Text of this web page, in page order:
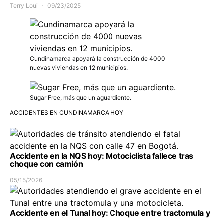
Terry Loui 09/23/2025
Cundinamarca apoyará la construcción de 4000
nuevas viviendas en 12 municipios.
Sugar Free, más que un aguardiente.
ACCIDENTES EN CUNDINAMARCA HOY
Accidente en la NQS hoy: Motociclista fallece tras
choque con camión
05/15/2026
Accidente en el Tunal hoy: Choque entre tractomula y